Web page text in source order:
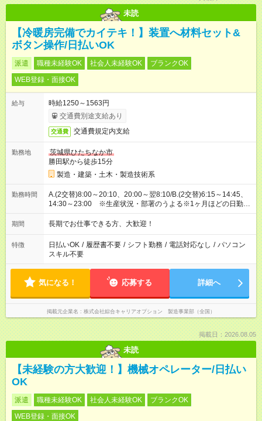
未読
【冷暖房完備でカイテキ！】装置へ材料セット&
ボタン操作/日払いOK
派遣 職種未経験OK 社会人未経験OK
ブランクOK
WEB登録・面接OK
給与
時給1250～1563円
交通費別途支給あり
交通費 交通費規定内支給
勤務地
茨城県ひたちなか市
勝田駅から徒歩15分
製造・建築・土木・製造技術系
勤務時間
A.(2交替)8:00～20:10、20:00～翌8:10/B.(2交替)6:15～14:45、
14:30～23:00 ※生産状況・部署のうよる※1ヶ月ほどの日勤研
修(8:30～17:15)あり
期間 長期でお仕事できる方、大歓迎！
特徴 日払いOK / 履歴書不要 / シフト勤務 / 電話対応なし / パソコン
スキル不要
気になる！ 応募する 詳細へ
掲載元企業名 株式会社綜合キャリアオプション 製造事業部（全国）
掲載日：2026.08.05
未読
【未経験の方大歓迎！】機械オペレーター/日払い
OK
派遣 職種未経験OK 社会人未経験OK
ブランクOK
WEB登録・面接OK